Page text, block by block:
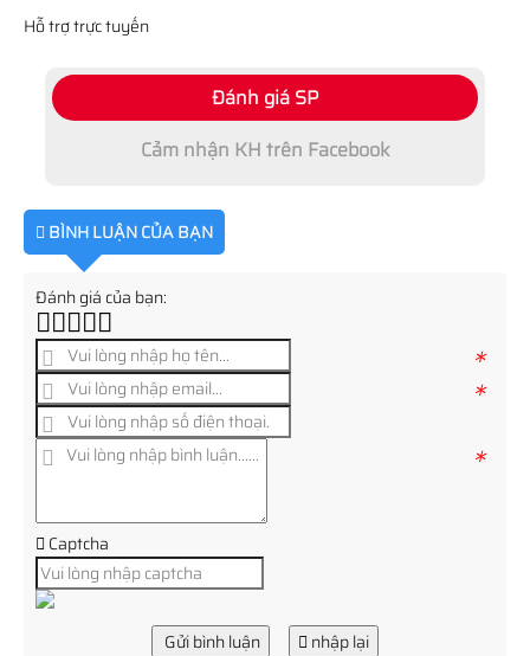
Hỗ trợ trực tuyến
Đánh giá SP
Cảm nhận KH trên Facebook
BÌNH LUẬN CỦA BẠN
Đánh giá của bạn:
*
*
*
Captcha
Gửi bình luận nhập lại